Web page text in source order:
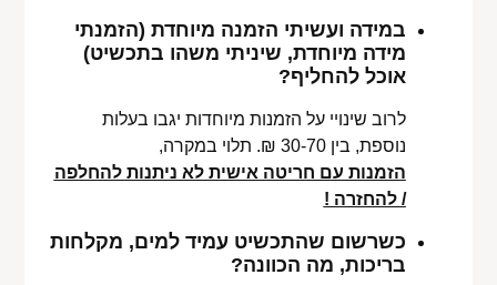
במידה ועשיתי הזמנה מיוחדת (הזמנתי
מידה מיוחדת, שיניתי משהו בתכשיט)
אוכל להחליף?
לרוב שינויי על הזמנות מיוחדות יגבו בעלות
נוספת, בין 30-70 ₪. תלוי במקרה,
הזמנות עם חריטה אישית לא ניתנות להחלפה
/ להחזרה !
כשרשום שהתכשיט עמיד למים, מקלחות
בריכות, מה הכוונה?